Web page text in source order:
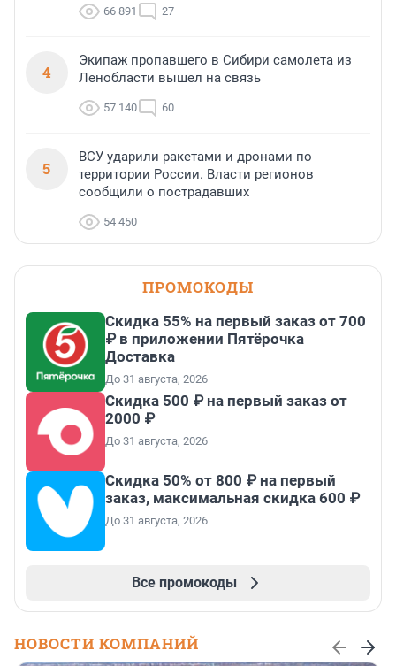
66 891 27
4
Экипаж пропавшего в Сибири самолета из
Ленобласти вышел на связь
57 140 60
5
ВСУ ударили ракетами и дронами по
территории России. Власти регионов
сообщили о пострадавших
54 450
ПРОМОКОДЫ
Скидка 55% на первый заказ от 700
₽ в приложении Пятёрочка
Доставка
До 31 августа, 2026
Скидка 500 ₽ на первый заказ от
2000 ₽
До 31 августа, 2026
Скидка 50% от 800 ₽ на первый
заказ, максимальная скидка 600 ₽
До 31 августа, 2026
Все промокоды
НОВОСТИ КОМПАНИЙ